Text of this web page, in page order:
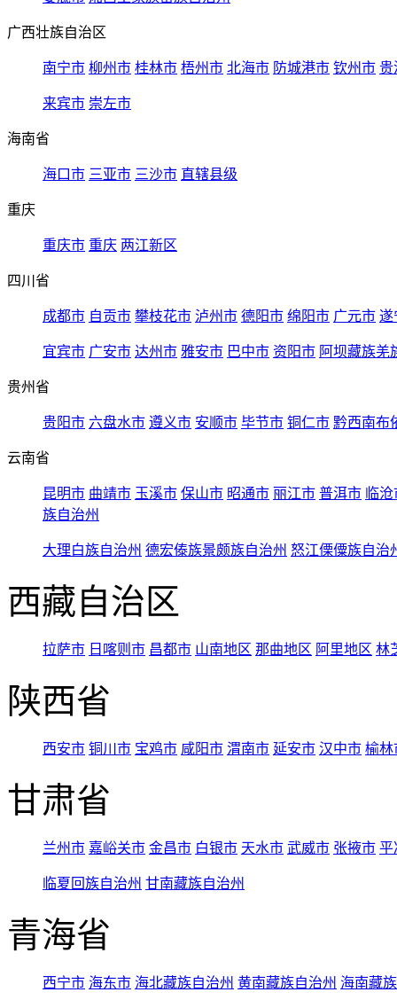
广西壮族自治区
南宁市 柳州市 桂林市 梧州市 北海市 防城港市 钦州市 贵
来宾市 崇左市
海南省
海口市 三亚市 三沙市 直辖县级
重庆
重庆市 重庆 两江新区
四川省
成都市 自贡市 攀枝花市 泸州市 德阳市 绵阳市 广元市 遂
宜宾市 广安市 达州市 雅安市 巴中市 资阳市 阿坝藏族羌
贵州省
贵阳市 六盘水市 遵义市 安顺市 毕节市 铜仁市 黔西南布
云南省
昆明市 曲靖市 玉溪市 保山市 昭通市 丽江市 普洱市 临
族自治州
大理白族自治州 德宏傣族景颇族自治州 怒江傈僳族自治
西藏自治区
拉萨市 日喀则市 昌都市 山南地区 那曲地区 阿里地区 林
陕西省
西安市 铜川市 宝鸡市 咸阳市 渭南市 延安市 汉中市 榆林
甘肃省
兰州市 嘉峪关市 金昌市 白银市 天水市 武威市 张掖市 平
临夏回族自治州 甘南藏族自治州
青海省
西宁市 海东市 海北藏族自治州 黄南藏族自治州 海南藏